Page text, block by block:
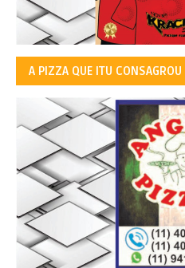
A PIZZA QUE ITU CONSAGROU